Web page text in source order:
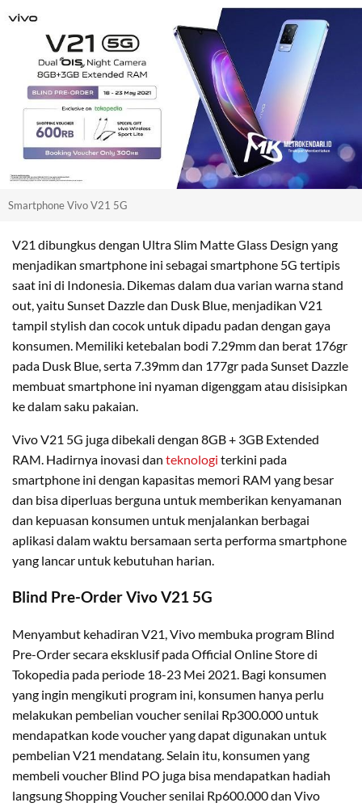
Smartphone Vivo V21 5G
V21 dibungkus dengan Ultra Slim Matte Glass Design yang
menjadikan smartphone ini sebagai smartphone 5G tertipis
saat ini di Indonesia. Dikemas dalam dua varian warna stand
out, yaitu Sunset Dazzle dan Dusk Blue, menjadikan V21
tampil stylish dan cocok untuk dipadu padan dengan gaya
konsumen. Memiliki ketebalan bodi 7.29mm dan berat 176gr
pada Dusk Blue, serta 7.39mm dan 177gr pada Sunset Dazzle
membuat smartphone ini nyaman digenggam atau disisipkan
ke dalam saku pakaian.
Vivo V21 5G juga dibekali dengan 8GB + 3GB Extended
RAM. Hadirnya inovasi dan teknologi terkini pada
smartphone ini dengan kapasitas memori RAM yang besar
dan bisa diperluas berguna untuk memberikan kenyamanan
dan kepuasan konsumen untuk menjalankan berbagai
aplikasi dalam waktu bersamaan serta performa smartphone
yang lancar untuk kebutuhan harian.
Blind Pre-Order Vivo V21 5G
Menyambut kehadiran V21, Vivo membuka program Blind
Pre-Order secara eksklusif pada Official Online Store di
Tokopedia pada periode 18-23 Mei 2021. Bagi konsumen
yang ingin mengikuti program ini, konsumen hanya perlu
melakukan pembelian voucher senilai Rp300.000 untuk
mendapatkan kode voucher yang dapat digunakan untuk
pembelian V21 mendatang. Selain itu, konsumen yang
membeli voucher Blind PO juga bisa mendapatkan hadiah
langsung Shopping Voucher senilai Rp600.000 dan Vivo